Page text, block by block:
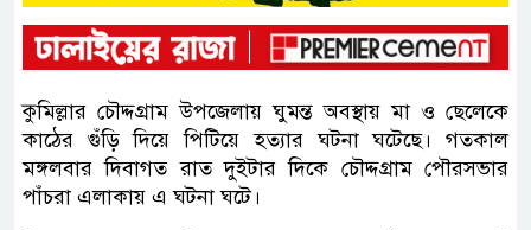
কুমিল্লার চৌদ্দগ্রাম উপজেলায় ঘুমন্ত অবস্থায় মা ও ছেলেকে
কাঠের গুঁড়ি দিয়ে পিটিয়ে হত্যার ঘটনা ঘটেছে। গতকাল
মঙ্গলবার দিবাগত রাত দুইটার দিকে চৌদ্দগ্রাম পৌরসভার
পাঁচরা এলাকায় এ ঘটনা ঘটে।